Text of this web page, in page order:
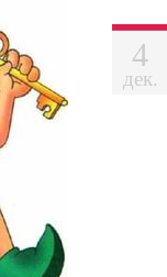
4
дек.